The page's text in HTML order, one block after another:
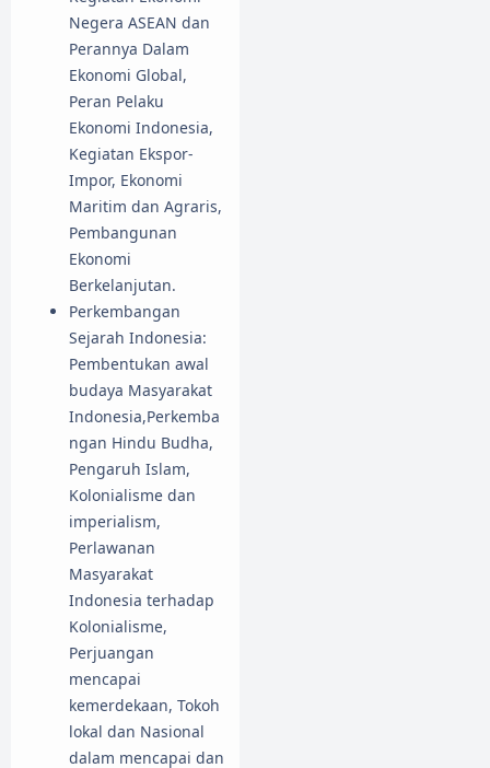
Negera ASEAN dan
Perannya Dalam
Ekonomi Global,
Peran Pelaku
Ekonomi Indonesia,
Kegiatan Ekspor-
Impor, Ekonomi
Maritim dan Agraris,
Pembangunan
Ekonomi
Berkelanjutan.
Perkembangan
Sejarah Indonesia:
Pembentukan awal
budaya Masyarakat
Indonesia,Perkemba
ngan Hindu Budha,
Pengaruh Islam,
Kolonialisme dan
imperialism,
Perlawanan
Masyarakat
Indonesia terhadap
Kolonialisme,
Perjuangan
mencapai
kemerdekaan, Tokoh
lokal dan Nasional
dalam mencapai dan